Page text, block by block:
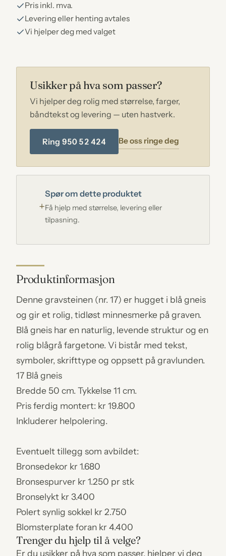
Pris inkl. mva.
Levering eller henting avtales
Vi hjelper deg med valget
Usikker på hva som passer?
Vi hjelper deg rolig med størrelse, farger,
båndtekst og levering — uten hastverk.
Ring 950 52 424 Be oss ringe deg
Spør om dette produktet
Få hjelp med størrelse, levering eller
tilpasning.
Produktinformasjon
Denne gravsteinen (nr. 17) er hugget i blå gneis
og gir et rolig, tidløst minnesmerke på graven.
Blå gneis har en naturlig, levende struktur og en
rolig blågrå fargetone. Vi bistår med tekst,
symboler, skrifttype og oppsett på gravlunden.
17 Blå gneis
Bredde 50 cm. Tykkelse 11 cm.
Pris ferdig montert: kr 19.800
Inkluderer helpolering.
Eventuelt tillegg som avbildet:
Bronsedekor kr 1.680
Bronsespurver kr 1.250 pr stk
Bronselykt kr 3.400
Polert synlig sokkel kr 2.750
Blomsterplate foran kr 4.400
Trenger du hjelp til å velge?
Er du usikker på hva som passer, hjelper vi deg